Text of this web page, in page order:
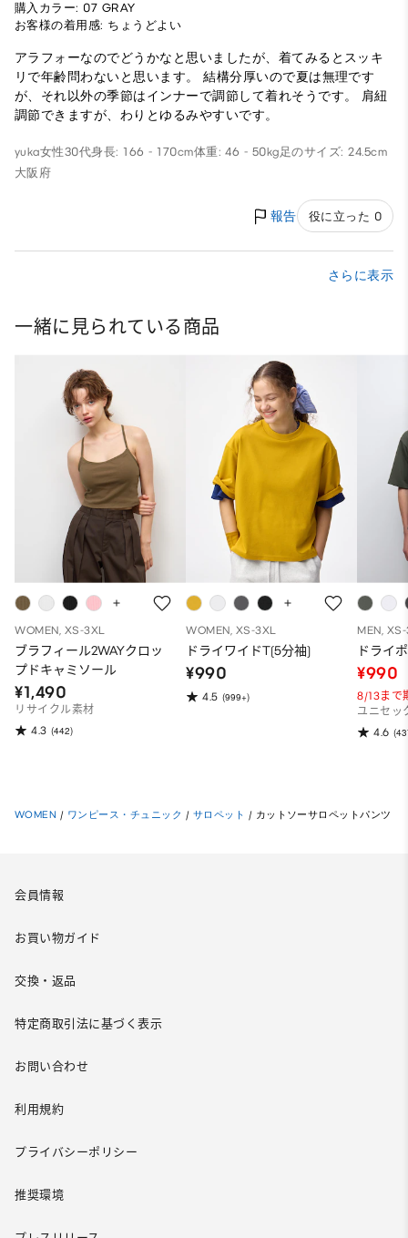
購入カラー: 07 GRAY
お客様の着用感: ちょうどよい
アラフォーなのでどうかなと思いましたが、着てみるとスッキ
リで年齢問わないと思います。 結構分厚いので夏は無理です
が、それ以外の季節はインナーで調節して着れそうです。 肩紐
調節できますが、わりとゆるみやすいです。
yuka女性30代身長: 166 - 170cm体重: 46 - 50kg足のサイズ: 24.5cm
大阪府
報告 役に立った 0
さらに表示
一緒に見られている商品
WOMEN, XS-3XL
ブラフィール2WAYクロッ
プドキャミソール
¥1,490
リサイクル素材
4.3 (442)
WOMEN, XS-3XL
ドライワイドT(5分袖)
¥990
4.5 (999+)
MEN,
ドライ
¥990
8/13まで
ユニセッ
4.6
WOMEN / ワンピース・チュニック / サロペット / カットソーサロペットパンツ
会員情報
お買い物ガイド
交換・返品
特定商取引法に基づく表示
お問い合わせ
利用規約
プライバシーポリシー
推奨環境